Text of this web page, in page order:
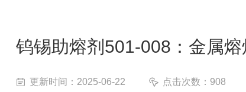
钨锡助熔剂501-008：金属熔
更新时间：2025-06-22 点击次数：908